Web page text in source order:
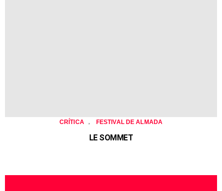
CRÍTICA , FESTIVAL DE ALMADA
LE SOMMET